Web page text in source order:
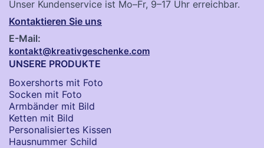
Unser Kundenservice ist Mo–Fr, 9–17 Uhr erreichbar.
Kontaktieren Sie uns
E-Mail:
kontakt@kreativgeschenke.com
UNSERE PRODUKTE
Boxershorts mit Foto
Socken​ mit Foto
Armbänder mit Bild​
Ketten mit Bild
Personalisiertes Kissen
Hausnummer Schild